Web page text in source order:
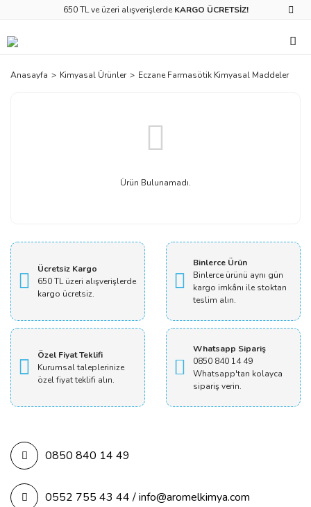
650 TL ve üzeri alışverişlerde KARGO ÜCRETSİZ!
Anasayfa Kimyasal Ürünler Eczane Farmasötik Kimyasal Maddeler
Ürün Bulunamadı.
Ücretsiz Kargo
650 TL üzeri alışverişlerde
kargo ücretsiz.
Binlerce Ürün
Binlerce ürünü aynı gün
kargo imkânı ile stoktan
teslim alın.
Özel Fiyat Teklifi
Kurumsal taleplerinize
özel fiyat teklifi alın.
Whatsapp Sipariş
0850 840 14 49
Whatsapp'tan kolayca
sipariş verin.
0850 840 14 49
0552 755 43 44 / info@aromelkimya.com